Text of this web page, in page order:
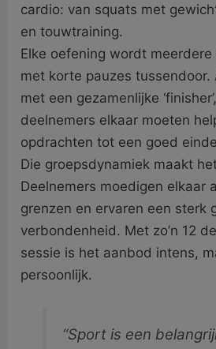
cardio: van squats met
en touwtraining.
Elke oefening wordt
met korte pauzes
met een gezamenlijke
deelnemers elkaar moeten
opdrachten tot een goed
Die groepsdynamiek maakt
Deelnemers moedigen elkaar
grenzen en ervaren een sterk
verbondenheid. Met zo’n 12
sessie is het aanbod intens,
persoonlijk.
“Sport is een